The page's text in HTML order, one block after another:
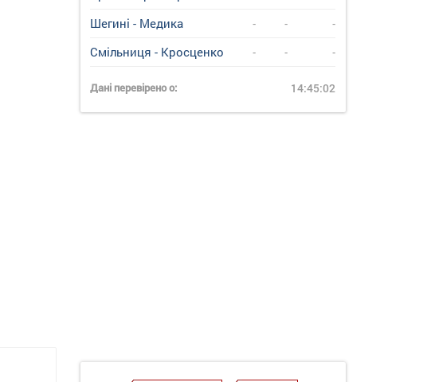
Шегині - Медика
- -
-
Смільниця - Кросценко
- - -
Дані перевірено о: 14:45:02